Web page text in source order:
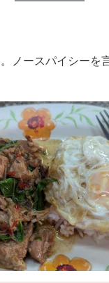
ノースパイシーを